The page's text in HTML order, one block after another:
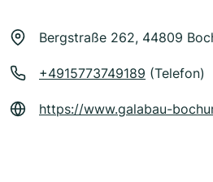
Bergstraße 262, 44809
+4915773749189 (Telefon)
https://www.galabau-